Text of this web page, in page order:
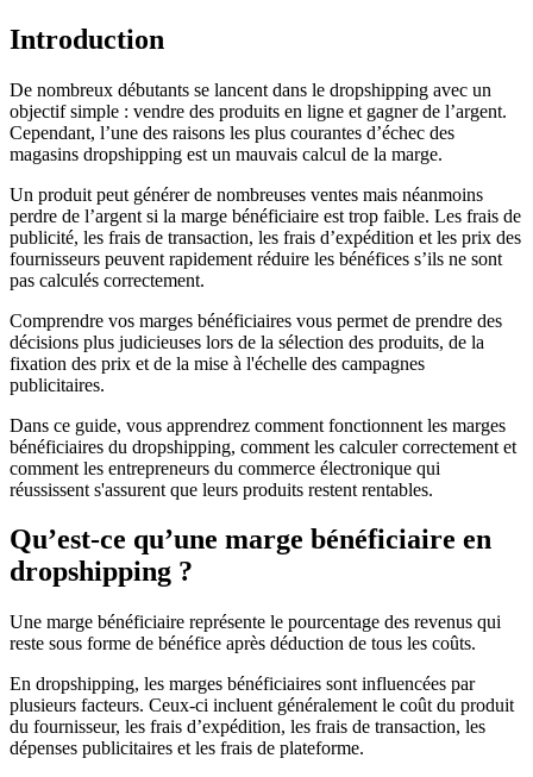
Introduction
De nombreux débutants se lancent dans le dropshipping avec un
objectif simple : vendre des produits en ligne et gagner de l’argent.
Cependant, l’une des raisons les plus courantes d’échec des
magasins dropshipping est un mauvais calcul de la marge.
Un produit peut générer de nombreuses ventes mais néanmoins
perdre de l’argent si la marge bénéficiaire est trop faible. Les frais de
publicité, les frais de transaction, les frais d’expédition et les prix des
fournisseurs peuvent rapidement réduire les bénéfices s’ils ne sont
pas calculés correctement.
Comprendre vos marges bénéficiaires vous permet de prendre des
décisions plus judicieuses lors de la sélection des produits, de la
fixation des prix et de la mise à l'échelle des campagnes
publicitaires.
Dans ce guide, vous apprendrez comment fonctionnent les marges
bénéficiaires du dropshipping, comment les calculer correctement et
comment les entrepreneurs du commerce électronique qui
réussissent s'assurent que leurs produits restent rentables.
Qu’est-ce qu’une marge bénéficiaire en
dropshipping ?
Une marge bénéficiaire représente le pourcentage des revenus qui
reste sous forme de bénéfice après déduction de tous les coûts.
En dropshipping, les marges bénéficiaires sont influencées par
plusieurs facteurs. Ceux-ci incluent généralement le coût du produit
du fournisseur, les frais d’expédition, les frais de transaction, les
dépenses publicitaires et les frais de plateforme.